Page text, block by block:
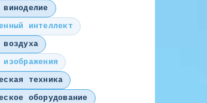
интеллект
воздуха
изображения
техника
оборудование